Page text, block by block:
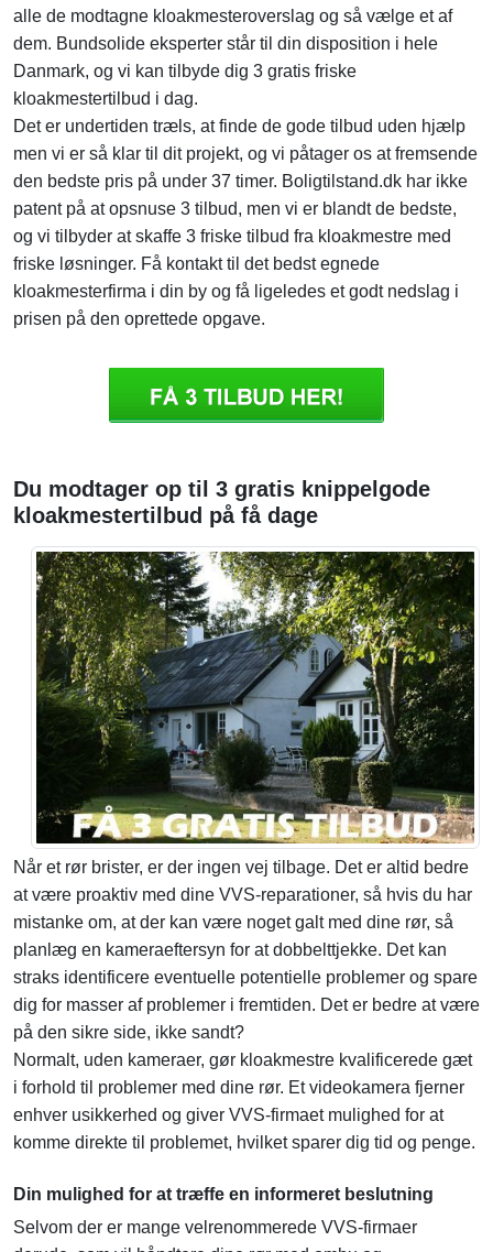
alle de modtagne kloakmesteroverslag og så vælge et af
dem. Bundsolide eksperter står til din disposition i hele
Danmark, og vi kan tilbyde dig 3 gratis friske
kloakmestertilbud i dag.
Det er undertiden træls, at finde de gode tilbud uden hjælp
men vi er så klar til dit projekt, og vi påtager os at fremsende
den bedste pris på under 37 timer. Boligtilstand.dk har ikke
patent på at opsnuse 3 tilbud, men vi er blandt de bedste,
og vi tilbyder at skaffe 3 friske tilbud fra kloakmestre med
friske løsninger. Få kontakt til det bedst egnede
kloakmesterfirma i din by og få ligeledes et godt nedslag i
prisen på den oprettede opgave.
Du modtager op til 3 gratis knippelgode
kloakmestertilbud på få dage
Når et rør brister, er der ingen vej tilbage. Det er altid bedre
at være proaktiv med dine VVS-reparationer, så hvis du har
mistanke om, at der kan være noget galt med dine rør, så
planlæg en kameraeftersyn for at dobbelttjekke. Det kan
straks identificere eventuelle potentielle problemer og spare
dig for masser af problemer i fremtiden. Det er bedre at være
på den sikre side, ikke sandt?
Normalt, uden kameraer, gør kloakmestre kvalificerede gæt
i forhold til problemer med dine rør. Et videokamera fjerner
enhver usikkerhed og giver VVS-firmaet mulighed for at
komme direkte til problemet, hvilket sparer dig tid og penge.
Din mulighed for at træffe en informeret beslutning
Selvom der er mange velrenommerede VVS-firmaer